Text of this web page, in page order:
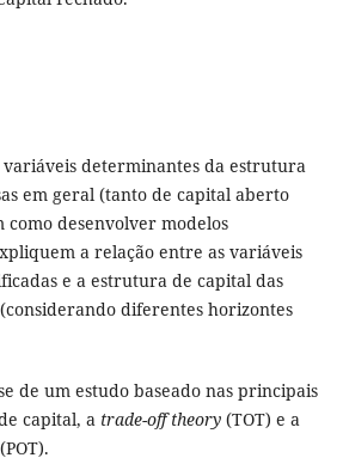
determinantes da estrutura
em geral (tanto de capital aberto
desenvolver modelos
a relação entre as variáveis
e a estrutura de capital das
diferentes horizontes
de um estudo baseado nas principais
capital, a trade-off theory (TOT) e a